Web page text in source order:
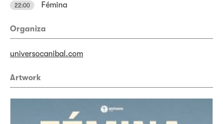
22:00 Fémina
Organiza
universocanibal.com
Artwork